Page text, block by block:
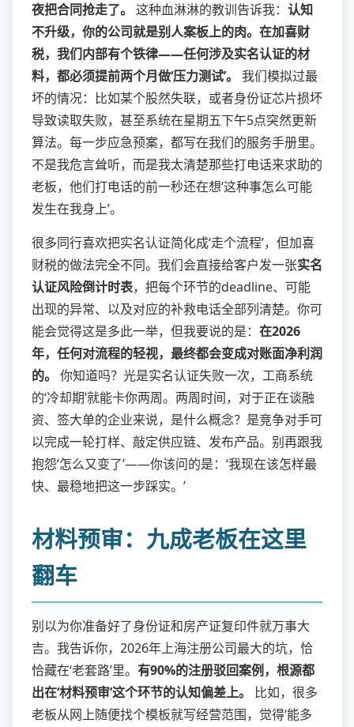
夜把合同抢走了。 这种血淋淋的教训告诉我： 认知
不升级，你的公司就是别人案板上的肉。在加喜财
税，我们内部有个铁律——任何涉及实名认证的材
料，都必须提前两个月做‘压力测试’。 我们模拟过最
坏的情况：比如某个股然失联，或者身份证芯片损坏
导致读取失败，甚至系统在星期五下午5点突然更新
算法。每一步应急预案，都写在我们的服务手册里。
不是我危言耸听，而是我太清楚那些打电话来求助的
老板，他们打电话的前一秒还在想‘这种事怎么可能
发生在我身上’。
很多同行喜欢把实名认证简化成‘走个流程’，但加喜
财税的做法完全不同。我们会直接给客户发一张实名
认证风险倒计时表，把每个环节的deadline、可能
出现的异常、以及对应的补救电话全部列清楚。你可
能会觉得这是多此一举，但我要说的是： 在2026
年，任何对流程的轻视，最终都会变成对账面净利润
的。 你知道吗？光是实名认证失败一次，工商系统
的‘冷却期’就能卡你两周。两周时间，对于正在谈融
资、签大单的企业来说，是什么概念？是竞争对手可
以完成一轮打样、敲定供应链、发布产品。别再跟我
抱怨‘怎么又变了’——你该问的是：‘我现在该怎样最
快、最稳地把这一步踩实。’
材料预审：九成老板在这里
翻车
别以为你准备好了身份证和房产证复印件就万事大
吉。我告诉你，2026年上海注册公司最大的坑，恰
恰藏在‘老套路’里。 有90%的注册驳回案例，根源都
出在‘材料预审’这个环节的认知偏差上。
比如，很多
老板从网上随便找个模板就写经营范围，觉得‘能多